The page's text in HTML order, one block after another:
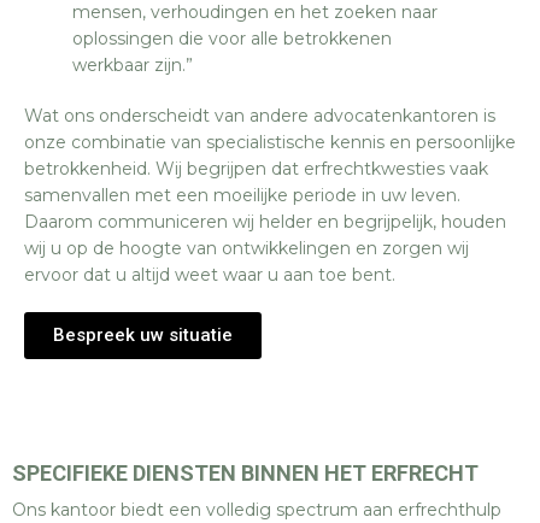
mensen, verhoudingen en het zoeken naar
oplossingen die voor alle betrokkenen
werkbaar zijn.”
Wat ons onderscheidt van andere advocatenkantoren is
onze combinatie van specialistische kennis en persoonlijke
betrokkenheid. Wij begrijpen dat erfrechtkwesties vaak
samenvallen met een moeilijke periode in uw leven.
Daarom communiceren wij helder en begrijpelijk, houden
wij u op de hoogte van ontwikkelingen en zorgen wij
ervoor dat u altijd weet waar u aan toe bent.
Bespreek uw situatie
SPECIFIEKE DIENSTEN BINNEN HET ERFRECHT
Ons kantoor biedt een volledig spectrum aan erfrechthulp